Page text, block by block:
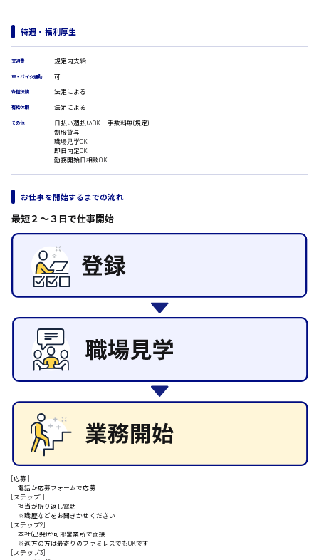
WEBデザイナー
システムエンジニア
カスタマーエンジニア
販売・サービス・フード系
営業
ルート営業
施設管理・整備
清掃
施工管理
配送・ドライバー
呉市
山県郡
安芸太田町
安芸郡
山口県
日給8000円～
日給9000円～
日給10000円以上
待遇・福利厚生
交通費 規定内支給
車・バイク通勤 可
各種保険 法定による
有給休暇 法定による
その他
日払い週払いOK 手数料無(規定)
制服貸与
職場見学OK
即日内定OK
勤務開始日相談OK
お仕事を開始するまでの流れ
最短２〜３日で仕事開始
[応募]
電話か応募フォームで応募
[ステップ1]
担当が折り返し電話
※職歴などをお聞きかせください
[ステップ2]
本社(己斐)か可部営業所で面接
※遠方の方は最寄りのファミレスでもOKです
[ステップ3]